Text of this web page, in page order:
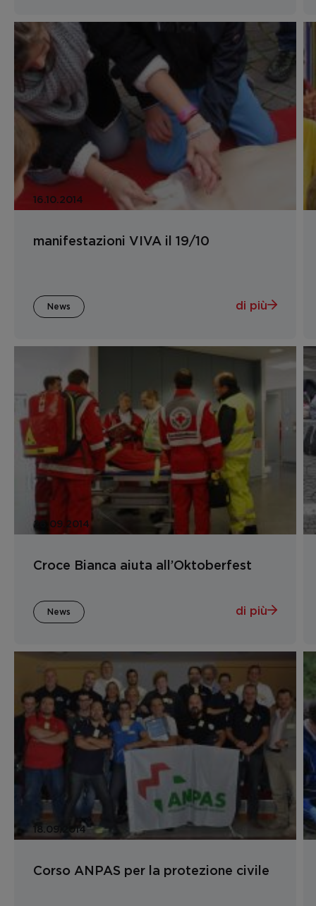
16.10.2014
manifestazioni VIVA il 19/10
News di più
26.09.2014
Croce Bianca aiuta all’Oktoberfest
News di più
18.09.2014
Corso ANPAS per la protezione civile